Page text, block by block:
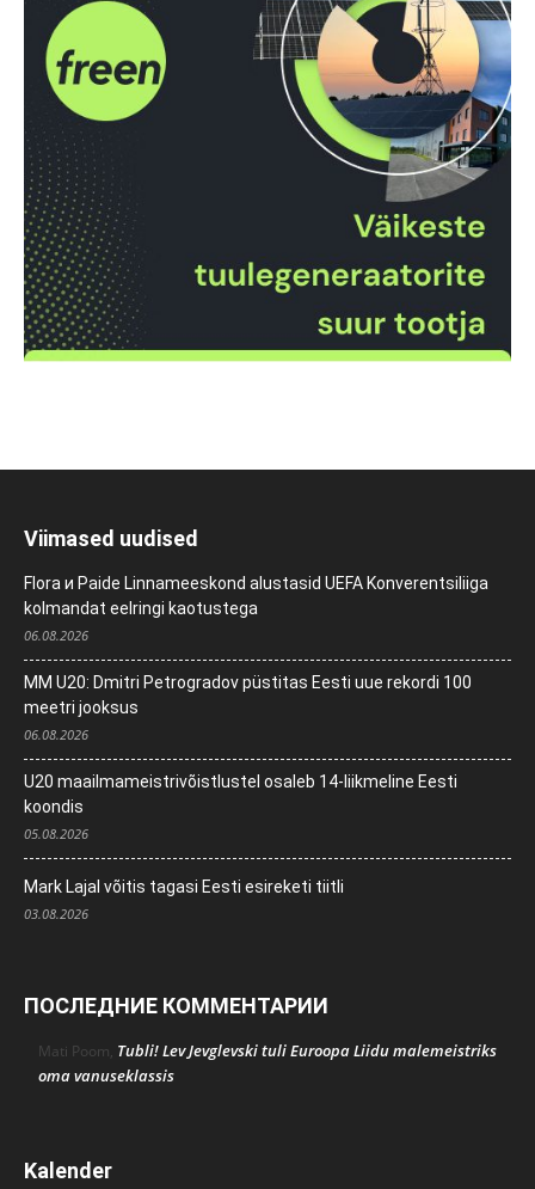
Viimased uudised
Flora и Paide Linnameeskond alustasid UEFA Konverentsiliiga
kolmandat eelringi kaotustega
06.08.2026
MM U20: Dmitri Petrogradov püstitas Eesti uue rekordi 100
meetri jooksus
06.08.2026
U20 maailmameistrivõistlustel osaleb 14-liikmeline Eesti
koondis
05.08.2026
Mark Lajal võitis tagasi Eesti esireketi tiitli
03.08.2026
ПОСЛЕДНИЕ КОММЕНТАРИИ
Mati Poom, Tubli! Lev Jevglevski tuli Euroopa Liidu malemeistriks
oma vanuseklassis
Kalender